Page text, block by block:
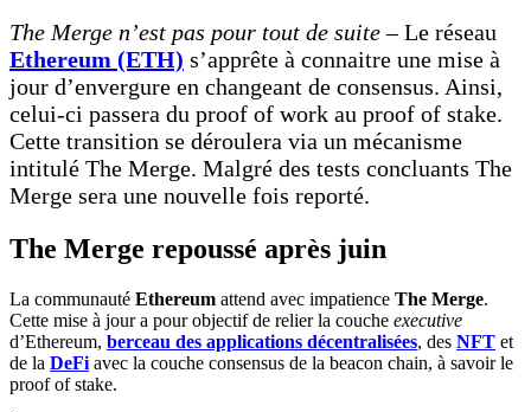
The Merge n’est pas pour tout de suite –Le réseau
Ethereum (ETH) s’apprête à connaitre une mise à
jour d’envergure en changeant de consensus. Ainsi,
celui-ci passera du proof of work au proof of stake.
Cette transition se déroulera via un mécanisme
intitulé The Merge. Malgré des tests concluants The
Merge sera une nouvelle fois reporté.
The Merge repoussé après juin
La communauté Ethereum attend avec impatience The Merge.
Cette mise à jour a pour objectif de relier la couche executive
d’Ethereum, berceau des applications décentralisées, des NFT et
de la DeFi avec la couche consensus de la beacon chain, à savoir le
proof of stake.